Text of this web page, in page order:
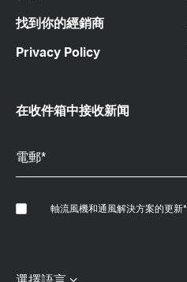
找到你的經銷商
Privacy Policy
在收件箱中接收新闻
軸流風機和通風解決方案的更新*